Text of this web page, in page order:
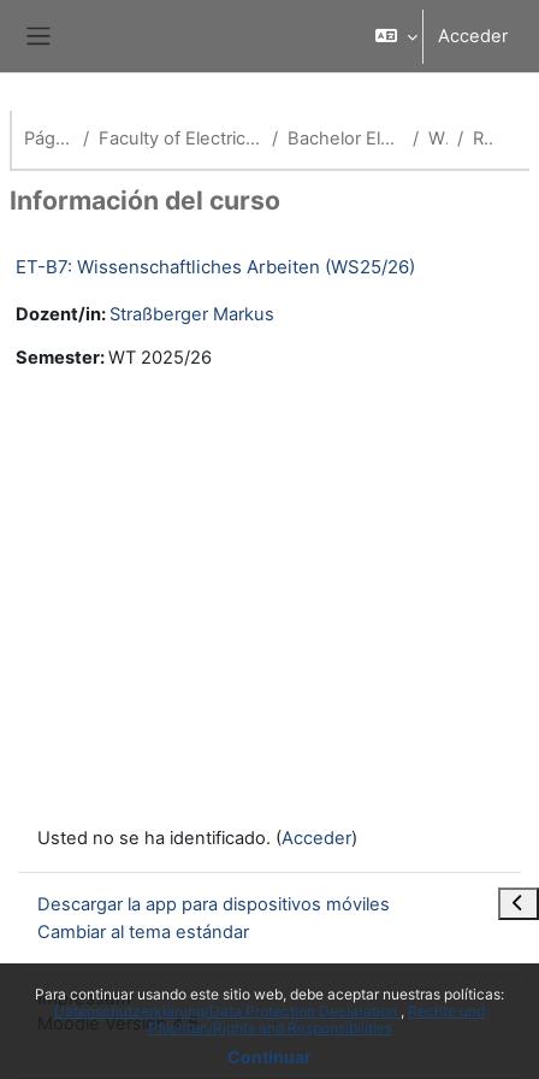
Para continuar usando este sitio web, debe aceptar nuestras políticas:
Datenschutzerklärung/Data Protection Declaration
Rechte und
Pflichten/Rights and Responsibilities
Continuar
Acceder
Página Principal Faculty of Electrical Engineering and Media Technology Bachelor Elektro- & Informationstechnik WS25/26 Resumen
Información del curso
ET-B7: Wissenschaftliches Arbeiten (WS25/26)
Dozent/in: Straßberger Markus
Semester:WT 2025/26
Usted no se ha identificado. (Acceder)
Descargar la app para dispositivos móviles
Cambiar al tema estándar
Impressum
Moodle Version 4.5